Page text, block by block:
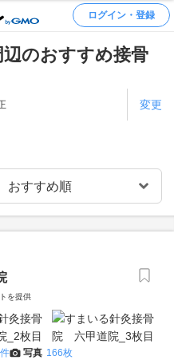
ログイン・登録
辺のおすすめ接骨
変更
を提供
写真 166枚